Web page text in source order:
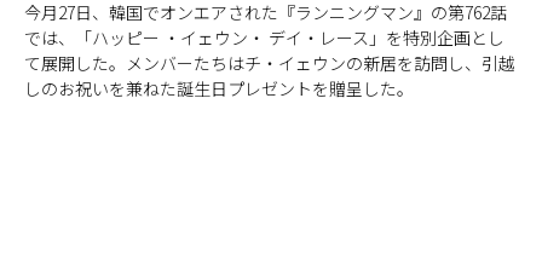
今月27日、韓国でオンエアされた『ランニングマン』の第762話
では、「ハッピー ・イェウン・ デイ・レース」を特別企画とし
て展開した。メンバーたちはチ・イェウンの新居を訪問し、引越
しのお祝いを兼ねた誕生日プレゼントを贈呈した。